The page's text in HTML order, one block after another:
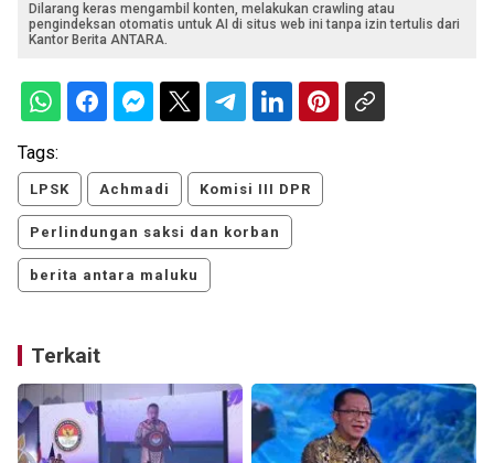
Dilarang keras mengambil konten, melakukan crawling atau
pengindeksan otomatis untuk AI di situs web ini tanpa izin tertulis dari
Kantor Berita ANTARA.
Tags:
LPSK Achmadi Komisi III DPR
Perlindungan saksi dan korban
berita antara maluku
Terkait